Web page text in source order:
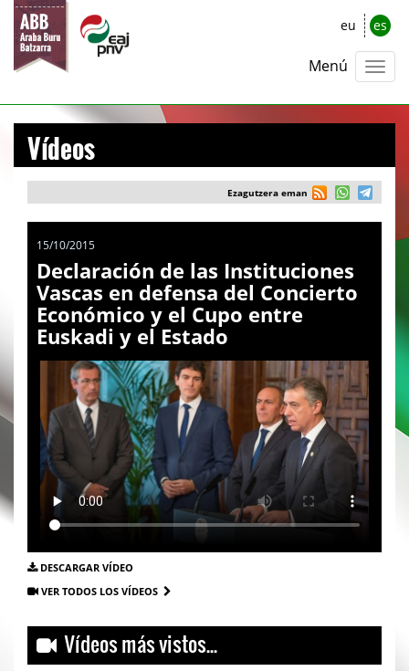
eu es
Menú
Vídeos
Ezagutzera eman
15/10/2015
Declaración de las Instituciones
Vascas en defensa del Concierto
Económico y el Cupo entre
Euskadi y el Estado
DESCARGAR VÍDEO
VER TODOS LOS VÍDEOS
Vídeos más vistos...